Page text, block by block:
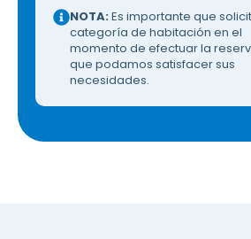
NOTA:Es importante que
categoría de habitación en el
momento de efectuar la
que podamos satisfacer sus
necesidades.